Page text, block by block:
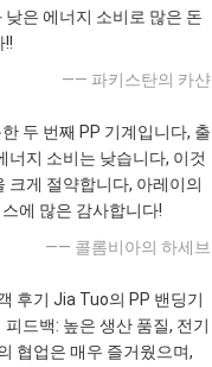
낮은 에너지 소비로 많은 돈
!!
—— 파키스탄의 카샨
두 번째 PP 기계입니다, 출
너지 소비는 낮습니다, 이것
크게 절약합니다, 아레이의
에 많은 감사합니다!
—— 콜롬비아의 하세브
후기 Jia Tuo의 PP 밴딩기
드백: 높은 생산 품질, 전기
협업은 매우 즐거웠으며,